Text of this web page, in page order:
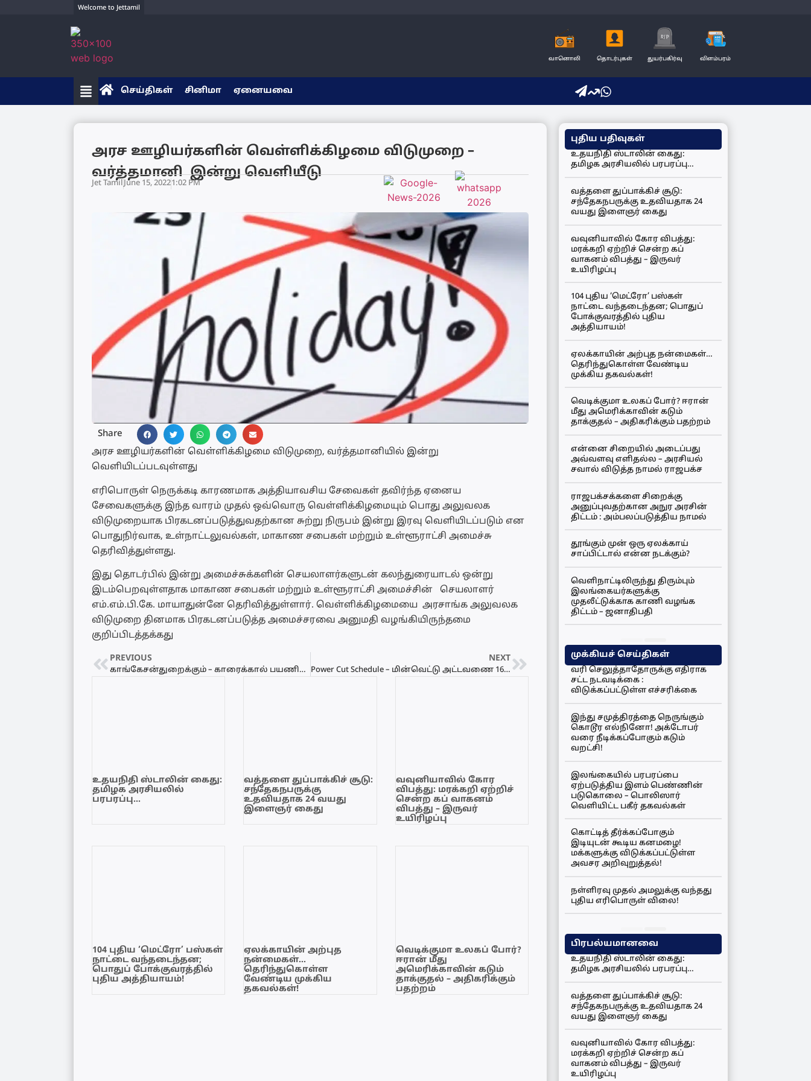
Welcome to Jettamil
வானொலி தொடர்புகள் துயர்பகிர்வு விளம்பரம்
செய்திகள் சினிமா ஏனையவை
அரச ஊழியர்களின் வெள்ளிக்கிழமை விடுமுறை –
வர்த்தமானி இன்று வெளியீடு
Jet TamilJune 15, 20221:02 PM
Share
அரச ஊழியர்களின் வெள்ளிக்கிழமை விடுமுறை, வர்த்தமானியில் இன்று
வெளியிடப்படவுள்ளது
எரிபொருள் நெருக்கடி காரணமாக அத்தியாவசிய சேவைகள் தவிர்ந்த ஏனைய
சேவைகளுக்கு இந்த வாரம் முதல் ஒவ்வொரு வெள்ளிக்கிழமையும் பொது அலுவலக
விடுமுறையாக பிரகடனப்படுத்துவதற்கான சுற்று நிருபம் இன்று இரவு வெளியிடப்படும் என
பொதுநிர்வாக, உள்நாட்டலுவல்கள், மாகாண சபைகள் மற்றும் உள்ளூராட்சி அமைச்சு
தெரிவித்துள்ளது.
இது தொடர்பில் இன்று அமைச்சுக்களின் செயலாளர்களுடன் கலந்துரையாடல் ஒன்று
இடம்பெறவுள்ளதாக மாகாண சபைகள் மற்றும் உள்ளூராட்சி அமைச்சின் செயலாளர்
எம்.எம்.பி.கே. மாயாதுன்னே தெரிவித்துள்ளார். வெள்ளிக்கிழமையை அரசாங்க அலுவலக
விடுமுறை தினமாக பிரகடனப்படுத்த அமைச்சரவை அனுமதி வழங்கியிருந்தமை
குறிப்பிடத்தக்கது
PREVIOUS
காங்கேசன்துறைக்கும் – காரைக்கால் பயணிகள் கப்பல் சேவை விரைவில் ஆரம்பம்
NEXT
Power Cut Schedule – மின்வெட்டு அட்டவணை 16.06.2022
உதயநிதி ஸ்டாலின் கைது:
தமிழக அரசியலில்
பரபரப்பு…
வத்தளை துப்பாக்கிச் சூடு:
சந்தேகநபருக்கு
உதவியதாக 24 வயது
இளைஞர் கைது
வவுனியாவில் கோர
விபத்து: மரக்கறி ஏற்றிச்
சென்ற கப் வாகனம்
விபத்து – இருவர்
உயிரிழப்பு
104 புதிய ‘மெட்ரோ’ பஸ்கள்
நாட்டை வந்தடைந்தன;
பொதுப் போக்குவரத்தில்
புதிய அத்தியாயம்!
ஏலக்காயின் அற்புத
நன்மைகள்…
தெரிந்துகொள்ள
வேண்டிய முக்கிய
தகவல்கள்!
வெடிக்குமா உலகப் போர்?
ஈரான் மீது
அமெரிக்காவின் கடும்
தாக்குதல் – அதிகரிக்கும்
பதற்றம்
புதிய பதிவுகள்
உதயநிதி ஸ்டாலின் கைது:
தமிழக அரசியலில் பரபரப்பு…
வத்தளை துப்பாக்கிச் சூடு:
சந்தேகநபருக்கு உதவியதாக 24
வயது இளைஞர் கைது
வவுனியாவில் கோர விபத்து:
மரக்கறி ஏற்றிச் சென்ற கப்
வாகனம் விபத்து – இருவர்
உயிரிழப்பு
104 புதிய ‘மெட்ரோ’ பஸ்கள்
நாட்டை வந்தடைந்தன; பொதுப்
போக்குவரத்தில் புதிய
அத்தியாயம்!
ஏலக்காயின் அற்புத நன்மைகள்…
தெரிந்துகொள்ள வேண்டிய
முக்கிய தகவல்கள்!
வெடிக்குமா உலகப் போர்? ஈரான்
மீது அமெரிக்காவின் கடும்
தாக்குதல் – அதிகரிக்கும் பதற்றம்
என்னை சிறையில் அடைப்பது
அவ்வளவு எளிதல்ல – அரசியல்
சவால் விடுத்த நாமல் ராஜபக்ச
ராஜபக்சக்களை சிறைக்கு
அனுப்புவதற்கான அநுர அரசின்
திட்டம் : அம்பலப்படுத்திய நாமல்
தூங்கும் முன் ஒரு ஏலக்காய்
சாப்பிட்டால் என்ன நடக்கும்?
வெளிநாட்டிலிருந்து திரும்பும்
இலங்கையர்களுக்கு
முதலீட்டுக்காக காணி வழங்க
திட்டம் – ஜனாதிபதி
முக்கியச் செய்திகள்
வரி செலுத்தாதோருக்கு எதிராக
சட்ட நடவடிக்கை :
விடுக்கப்பட்டுள்ள எச்சரிக்கை
இந்து சமுத்திரத்தை நெருங்கும்
கொடூர எல்நினோ! அக்டோபர்
வரை நீடிக்கப்போகும் கடும்
வறட்சி!
இலங்கையில் பரபரப்பை
ஏற்படுத்திய இளம் பெண்ணின்
படுகொலை – பொலிஸார்
வெளியிட்ட பகீர் தகவல்கள்
கொட்டித் தீர்க்கப்போகும்
இடியுடன் கூடிய கனமழை!
மக்களுக்கு விடுக்கப்பட்டுள்ள
அவசர அறிவுறுத்தல்!
நள்ளிரவு முதல் அமலுக்கு வந்தது
புதிய எரிபொருள் விலை!
பிரபல்யமானவை
உதயநிதி ஸ்டாலின் கைது:
தமிழக அரசியலில் பரபரப்பு…
வத்தளை துப்பாக்கிச் சூடு:
சந்தேகநபருக்கு உதவியதாக 24
வயது இளைஞர் கைது
வவுனியாவில் கோர விபத்து:
மரக்கறி ஏற்றிச் சென்ற கப்
வாகனம் விபத்து – இருவர்
உயிரிழப்பு